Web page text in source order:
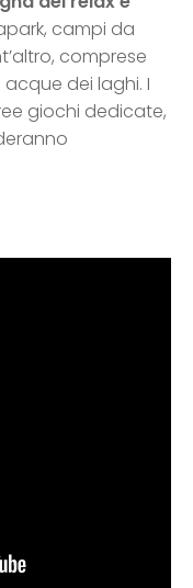
campi da
comprese
dei laghi. I
giochi dedicate,